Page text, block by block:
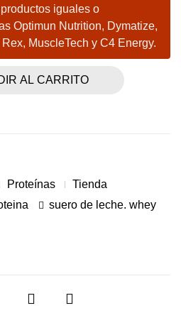
iguales o
Optimun Nutrition, Dymatize,
MuscleTech y C4 Energy.
AL CARRITO
Proteínas
Tienda
suero de leche. whey